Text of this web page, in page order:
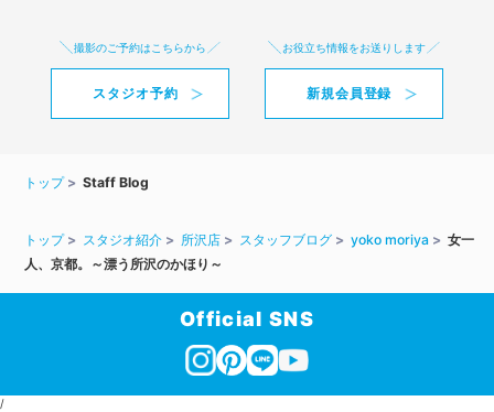
撮影のご予約はこちらから
スタジオ予約
お役立ち情報をお送りします
新規会員登録
トップ Staff Blog
トップ スタジオ紹介 所沢店 スタッフブログ yoko moriya
女一
人、京都。～漂う所沢のかほり～
Official SNS
/